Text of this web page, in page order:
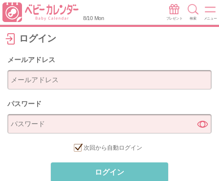
8/10 Mon プレゼント 検索 メニュー
ログイン
メールアドレス
パスワード
次回から自動ログイン
ログイン